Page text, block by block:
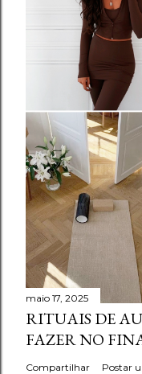
maio 17, 2025
RITUAIS DE
FAZER NO
Compartilhar Postar